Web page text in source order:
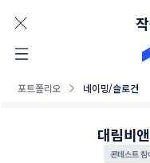
포트폴리오 네이밍/슬로건
대림비
콘테스트 참